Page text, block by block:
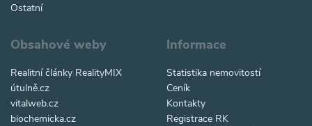
Ostatní
Obsahové weby
Realitní články RealityMIX
útulně.cz
vitalweb.cz
biochemicka.cz
Informace
Statistika nemovitostí
Ceník
Kontakty
Registrace RK